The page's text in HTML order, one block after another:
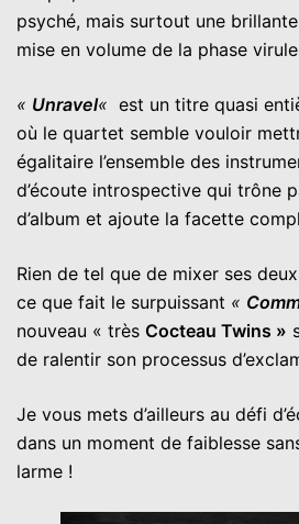
psyché, mais surtout une
mise en volume de la phase
« Unravel« est un titre quasi
où le quartet semble vouloir
égalitaire l’ensemble des
d’écoute introspective qui trône
d’album et ajoute la facette
Rien de tel que de mixer ses
ce que fait le surpuissant «
nouveau « très Cocteau Twins »
de ralentir son processus
Je vous mets d’ailleurs au défi
dans un moment de faiblesse
larme !